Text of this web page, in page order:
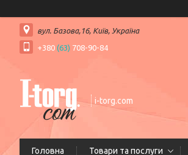
вул. Базова,16, Київ, Україна
+380 (63) 708-90-84
i-torg.com
Головна Товари та послуги